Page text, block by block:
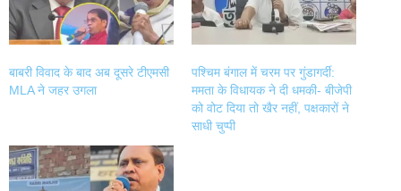
बाबरी विवाद के बाद अब दूसरे टीएमसी
MLA ने जहर उगला
पश्चिम बंगाल में चरम पर गुंडागर्दी:
ममता के विधायक ने दी धमकी- बीजेपी
को वोट दिया तो खैर नहीं, पक्षकारों ने
साधी चुप्पी